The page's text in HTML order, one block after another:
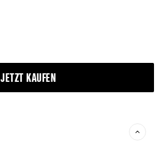
JETZT KAUFEN